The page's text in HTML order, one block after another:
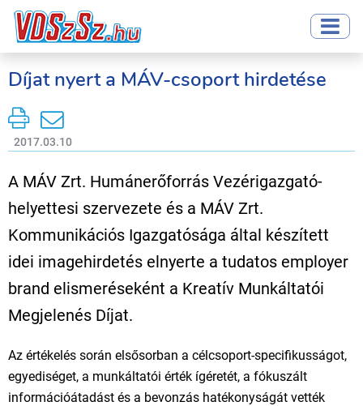
Díjat nyert a MÁV-csoport hirdetése
2017.03.10
A MÁV Zrt. Humánerőforrás Vezérigazgató-
helyettesi szervezete és a MÁV Zrt.
Kommunikációs Igazgatósága által készített
idei imagehirdetés elnyerte a tudatos employer
brand elismeréseként a Kreatív Munkáltatói
Megjelenés Díjat.
Az értékelés során elsősorban a célcsoport-specifikusságot,
egyediséget, a munkáltatói érték ígéretét, a fókuszált
információátadást és a bevonzás hatékonyságát vették